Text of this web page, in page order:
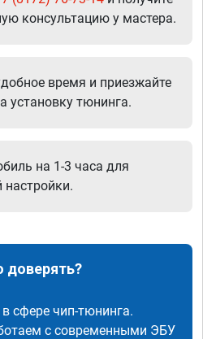
консультацию у мастера.
время и приезжайте
установку тюнинга.
на 1-3 часа для
настройки.
сфере чип-тюнинга.
с современными ЭБУ